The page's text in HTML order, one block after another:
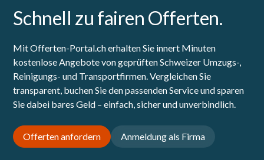
Schnell zu fairen Offerten.
Mit Offerten-Portal.ch erhalten Sie innert Minuten
kostenlose Angebote von geprüften Schweizer Umzugs-,
Reinigungs- und Transportfirmen. Vergleichen Sie
transparent, buchen Sie den passenden Service und sparen
Sie dabei bares Geld – einfach, sicher und unverbindlich.
Offerten anfordern Anmeldung als Firma